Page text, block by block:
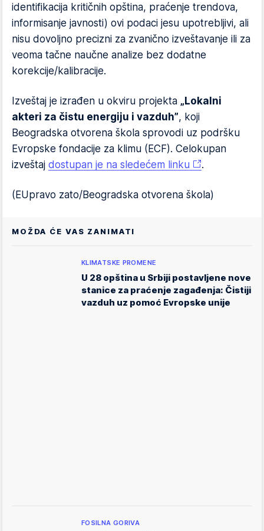
identifikacija kritičnih opština, praćenje trendova,
informisanje javnosti) ovi podaci jesu upotrebljivi, ali
nisu dovoljno precizni za zvanično izveštavanje ili za
veoma tačne naučne analize bez dodatne
korekcije/kalibracije.
Izveštaj je izrađen u okviru projekta „Lokalni
akteri za čistu energiju i vazduh”, koji
Beogradska otvorena škola sprovodi uz podršku
Evropske fondacije za klimu (ECF). Celokupan
izveštaj dostupan je na sledećem linku .
(EUpravo zato/Beogradska otvorena škola)
MOŽDA ĆE VAS ZANIMATI
KLIMATSKE PROMENE
U 28 opština u Srbiji postavljene nove
stanice za praćenje zagađenja: Čistiji
vazduh uz pomoć Evropske unije
FOSILNA GORIVA